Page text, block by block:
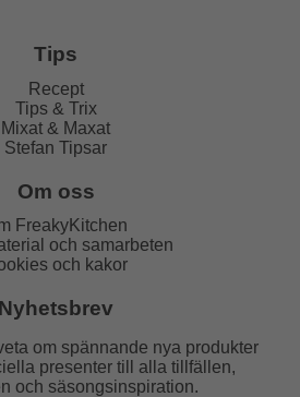
Tips
Recept
Tips & Trix
Mixat & Maxat
Stefan Tipsar
Om oss
FreakyKitchen
och samarbeten
och kakor
Nyhetsbrev
om spännande nya produkter
presenter till alla tillfällen,
och säsongsinspiration.